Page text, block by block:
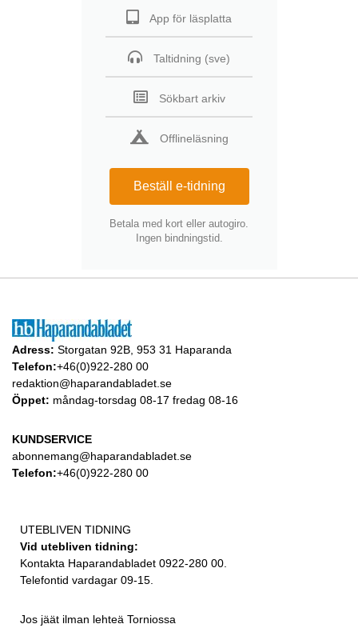
App för läsplatta
Taltidning (sve)
Sökbart arkiv
Offlineläsning
Beställ e-tidning
Betala med kort eller autogiro.
Ingen bindningstid.
Adress: Storgatan 92B, 953 31 Haparanda
Telefon:+46(0)922-280 00
redaktion@haparandabladet.se
Öppet: måndag-torsdag 08-17 fredag 08-16
KUNDSERVICE
abonnemang@haparandabladet.se
Telefon:+46(0)922-280 00
UTEBLIVEN TIDNING
Vid utebliven tidning:
Kontakta Haparandabladet 0922-280 00.
Telefontid vardagar 09-15.
Jos jäät ilman lehteä Torniossa